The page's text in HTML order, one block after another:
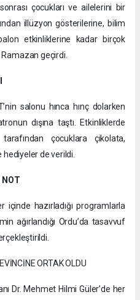
çocukları ve ailelerini bir
illüzyon gösterilerine, bilim
etkinliklerine kadar birçok
geçirdi.
salonu hınca hınç dolarken
dışına taştı. Etkinliklerde
çocuklara çikolata,
de verildi.
NOT
içinde hazırladığı programlarla
ağırlandığı Ordu’da tasavvuf
ORTAK OLDU
Dr. Mehmet Hilmi Güler’de her